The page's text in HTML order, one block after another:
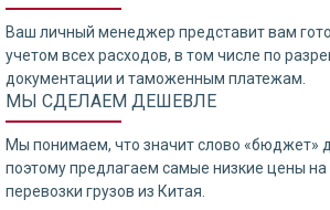
Ваш личный менеджер представит вам
учетом всех расходов, в том числе по
документации и таможенным платежам.
МЫ СДЕЛАЕМ ДЕШЕВЛЕ
Мы понимаем, что значит слово «бюджет»
поэтому предлагаем самые низкие цены на
перевозки грузов из Китая.